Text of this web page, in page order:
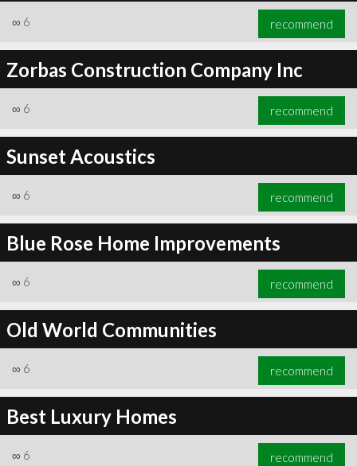
∞ 6 recommend
Zorbas Construction Company Inc
∞ 6 recommend
Sunset Acoustics
∞ 6 recommend
Blue Rose Home Improvements
∞ 6 recommend
Old World Communities
∞ 6 recommend
Best Luxury Homes
∞ 6 recommend